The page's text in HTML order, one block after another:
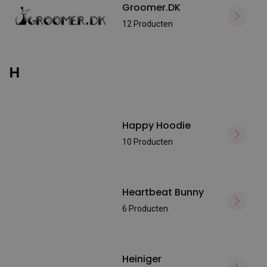
Groomer.DK
12 Producten
H
Happy Hoodie
10 Producten
Heartbeat Bunny
6 Producten
Heiniger